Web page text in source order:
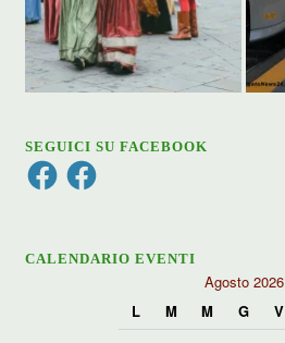
SEGUICI SU FACEBOOK
FacebookFacebook
CALENDARIO EVENTI
Agosto 2026
L
M M G V